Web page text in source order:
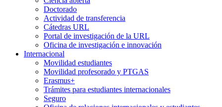
Doctorado
Actividad de transferencia
Cátedras URL
Portal de investigación de la URL
Oficina de investigación e innovación
Internacional
Movilidad estudiantes
Movilidad profesorado y PTGAS
Erasmus+
Trámites para estudiantes internacionales
Seguro